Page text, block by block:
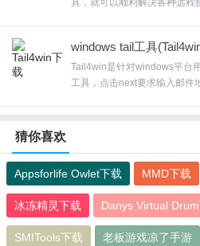
具，就可以顺利解决各种远程
迎来合众软件园下载体验。
windows tail工具
Tail4win是针对windows平台
工具，点击next要求输入邮件
猜你喜欢
Appsforlife Owlet下载 MMD下载
冰冻精灵下载 Danys Virtual
SMITools下载 老板游戏凉了手游